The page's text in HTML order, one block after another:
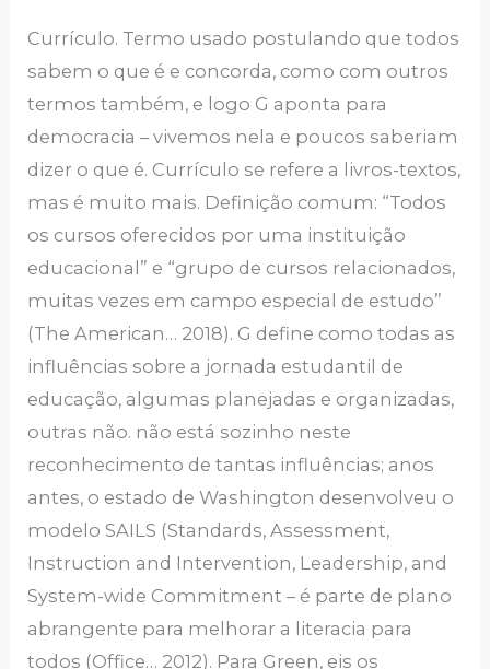
Currículo. Termo usado postulando que todos
sabem o que é e concorda, como com outros
termos também, e logo G aponta para
democracia – vivemos nela e poucos saberiam
dizer o que é. Currículo se refere a livros-textos,
mas é muito mais. Definição comum: “Todos
os cursos oferecidos por uma instituição
educacional” e “grupo de cursos relacionados,
muitas vezes em campo especial de estudo”
(The American… 2018). G define como todas as
influências sobre a jornada estudantil de
educação, algumas planejadas e organizadas,
outras não. não está sozinho neste
reconhecimento de tantas influências; anos
antes, o estado de Washington desenvolveu o
modelo SAILS (Standards, Assessment,
Instruction and Intervention, Leadership, and
System-wide Commitment – é parte de plano
abrangente para melhorar a literacia para
todos (Office… 2012). Para Green, eis os